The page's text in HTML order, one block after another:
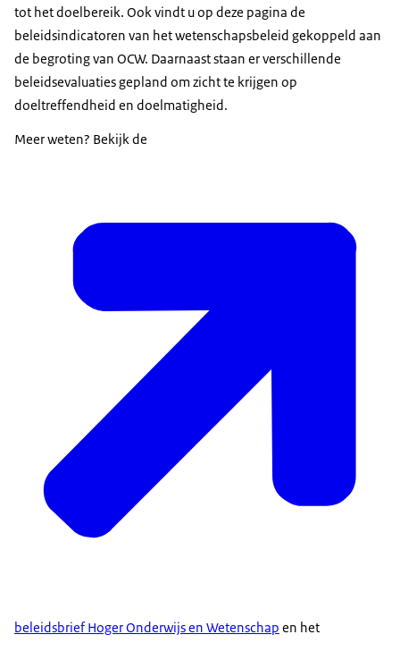
tot het doelbereik. Ook vindt u op deze pagina de
beleidsindicatoren van het wetenschapsbeleid gekoppeld aan
de begroting van OCW. Daarnaast staan er verschillende
beleidsevaluaties gepland om zicht te krijgen op
doeltreffendheid en doelmatigheid.
Meer weten? Bekijk de
beleidsbrief Hoger Onderwijs en Wetenschap en het